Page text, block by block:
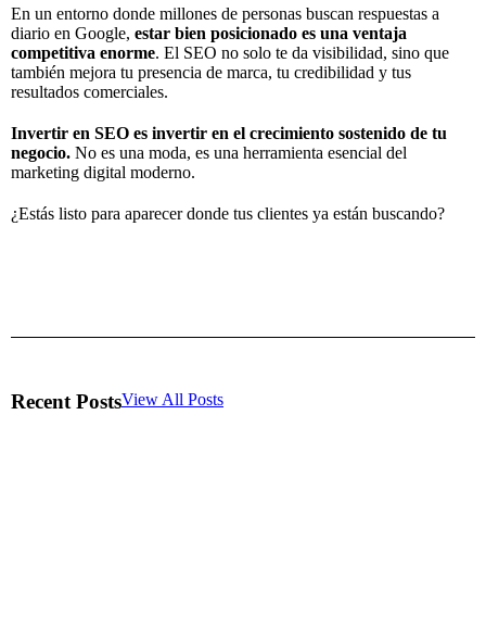
En un entorno donde millones de personas buscan respuestas a
diario en Google, estar bien posicionado es una ventaja
competitiva enorme. El SEO no solo te da visibilidad, sino que
también mejora tu presencia de marca, tu credibilidad y tus
resultados comerciales.
Invertir en SEO es invertir en el crecimiento sostenido de tu
negocio. No es una moda, es una herramienta esencial del
marketing digital moderno.
¿Estás listo para aparecer donde tus clientes ya están buscando?
Recent PostsView All Posts